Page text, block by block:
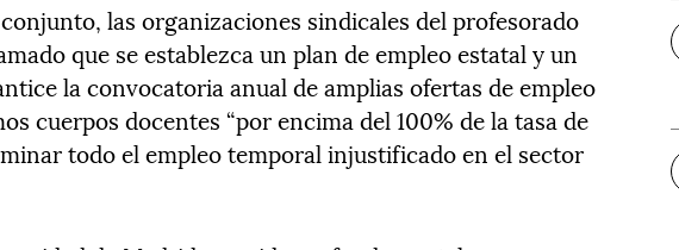
las organizaciones sindicales del profesorado
que se establezca un plan de empleo estatal y un
la convocatoria anual de amplias ofertas de empleo
cuerpos docentes “por encima del 100% de la tasa de
todo el empleo temporal injustificado en el sector